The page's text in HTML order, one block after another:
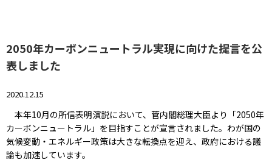
2050年カーボンニュートラル実現に向けた提言を公
表しました
2020.12.15
本年10月の所信表明演説において、菅内閣総理大臣より「2050年
カーボンニュートラル」を目指すことが宣言されました。わが国の
気候変動・エネルギー政策は大きな転換点を迎え、政府における議
論も加速しています。